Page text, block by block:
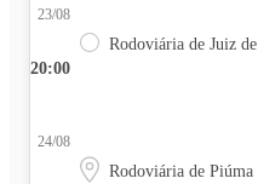
20:00
23/08
Rodoviária de Juiz
24/08
Rodoviária de Piúma